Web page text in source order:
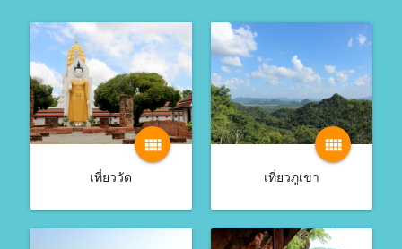
view_comfy
เที่ยววัด
view_comfy
เที่ยวภูเขา